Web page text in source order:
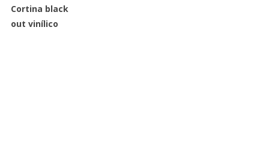
Cortina black
out vinílico